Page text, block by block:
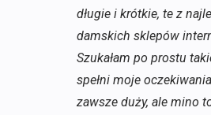
długie i krótkie, te z
damskich sklepów
Szukałam po prostu
spełni moje
zawsze duży, ale mino